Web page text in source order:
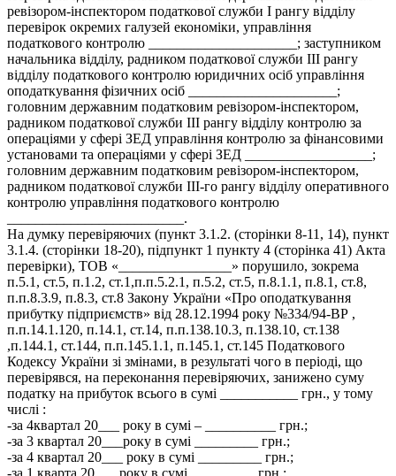
ревізором-інспектором податкової служби І рангу відділу
перевірок окремих галузей економіки, управління
податкового контролю _____________________; заступником
начальника відділу, радником податкової служби ІІІ рангу
відділу податкового контролю юридичних осіб управління
оподаткування фізичних осіб _____________________;
головним державним податковим ревізором-інспектором,
радником податкової служби ІІІ рангу відділу контролю за
операціями у сфері ЗЕД управління контролю за фінансовими
установами та операціями у сфері ЗЕД __________________;
головним державним податковим ревізором-інспектором,
радником податкової служби ІІІ-го рангу відділу оперативного
контролю управління податкового контролю
_________________________.
На думку перевіряючих (пункт 3.1.2. (сторінки 8-11, 14), пункт
3.1.4. (сторінки 18-20), підпункт 1 пункту 4 (сторінка 41) Акта
перевірки), ТОВ «________________» порушило, зокрема
п.5.1, ст.5, п.1.2, ст.1,п.п.5.2.1, п.5.2, ст.5, п.8.1.1, п.8.1, ст.8,
п.п.8.3.9, п.8.3, ст.8 Закону України «Про оподаткування
прибутку підприємств» від 28.12.1994 року №334/94-ВР ,
п.п.14.1.120, п.14.1, ст.14, п.п.138.10.3, п.138.10, ст.138
,п.144.1, ст.144, п.п.145.1.1, п.145.1, ст.145 Податкового
Кодексу України зі змінами, в результаті чого в періоді, що
перевірявся, на переконання перевіряючих, занижено суму
податку на прибуток всього в сумі ___________ грн., у тому
числі :
-за 4квартал 20___ року в сумі – __________ грн.;
-за 3 квартал 20___року в сумі _________ грн.;
-за 4 квартал 20___ року в сумі _________ грн.;
-за 1 кварта 20___ року в сумі _________ грн.;